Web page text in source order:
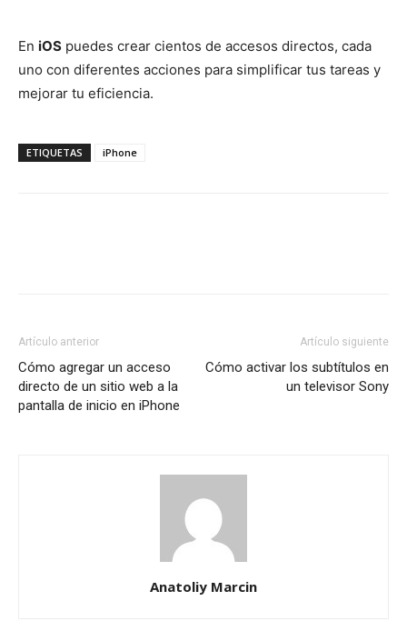
En iOS puedes crear cientos de accesos directos, cada
uno con diferentes acciones para simplificar tus tareas y
mejorar tu eficiencia.
ETIQUETAS iPhone
Artículo anterior
Cómo agregar un acceso
directo de un sitio web a la
pantalla de inicio en iPhone
Artículo siguiente
Cómo activar los subtítulos en
un televisor Sony
Anatoliy Marcin